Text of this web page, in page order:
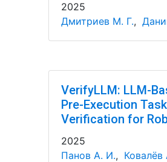
2025
Дмитриев М. Г.,
VerifyLLM: LLM-
Pre-Execution
Verification for
2025
Панов А. И., Ковалёв